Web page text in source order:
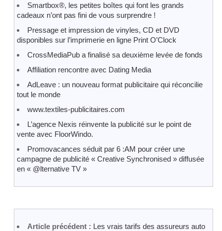
Smartbox®, les petites boîtes qui font les grands
cadeaux n’ont pas fini de vous surprendre !
Pressage et impression de vinyles, CD et DVD
disponibles sur l’imprimerie en ligne Print O’Clock
CrossMediaPub a finalisé sa deuxième levée de fonds
Affiliation rencontre avec Dating Media
AdLeave : un nouveau format publicitaire qui réconcilie
tout le monde
www.textiles-publicitaires.com
L’agence Nexis réinvente la publicité sur le point de
vente avec FloorWindo.
Promovacances séduit par 6 :AM pour créer une
campagne de publicité « Creative Synchronised » diffusée
en « @lternative TV »
Article précédent : Les vrais tarifs des assureurs auto